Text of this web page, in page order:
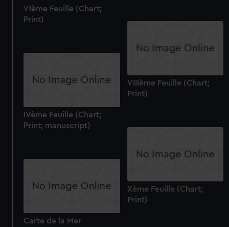
VIème Feuille (Chart;
Print)
VIIIème Feuille (Chart;
Print)
IVème Feuille (Chart;
Print; manuscript)
Xème Feuille (Chart;
Print)
Carte de la Mer